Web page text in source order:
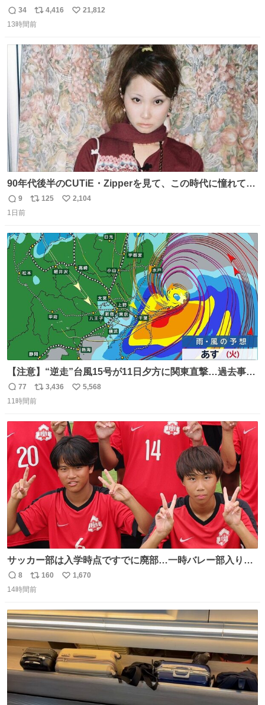
ままキーホルダーにして使いたいって人まずキャンドゥに
行きな 何も加工せずにキーホルダーになるケースあるか
返
信
34
リ
ポ
ト
数
4,416
い
数
21,812
13時間前
90年代後半のCUTiE・Zipperを見て、この時代に憧れて
「令和」に再現した22歳🍓 身につけてるものは全て90年代
後半のお洋服❤︎
返
信
9
リ
ト
数
125
い
数
2,104
1日前
【注意】“逆走”台風15号が11日夕方に関東直撃…過去事例
が少なく予想外の被害も懸念
news.livedoor.com/lite/article_d… 台風15号はかなり珍し
に進んで上陸した台風は過去にも3例しかない。もしも、
茨城県か福島県に上陸すれば初のケースとなる。
返
信
77
リ
ポ
ト
数
3,436
い
数
5,568
11時間前
サッカー部は入学時点ですでに廃部…一時バレー部入りも
2人で復活させた伊勢原市立中沢中の柳川&宮口、合同チー
ムで歩んだ3年間の集大成で全国へ
学校サッカー大会 #全中 #ゲキサカ
返
信
8
リ
ポ
ト
数
160
い
数
1,670
14時間前